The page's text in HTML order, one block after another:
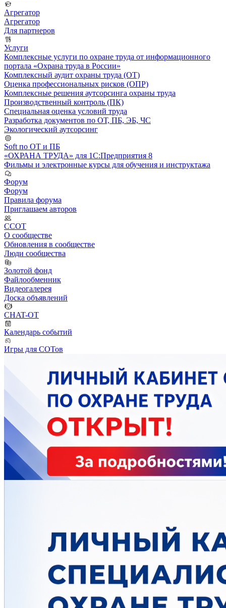
Агрегатор
Агрегатор
Для партнеров
Услуги
Комплексные услуги по охране труда от информационного
портала «Охрана труда в России»
Комплексный аудит охраны труда (ОТ)
Оценка профессиональных рисков (ОПР)
Комплексные решения аутсорсинга охраны труда
Производственный контроль (ПК)
Специальная оценка условий труда
Разработка документов по ОТ, ПБ, ЭБ, ЧС
Экологический аутсорсинг
Soft по ОТ и ПБ
«ОХРАНА ТРУДА» для 1С:Предприятия 8
Фильмы и электронные курсы для обучения и инструктажа
Форум
Форум
Правила форума
Приглашаем авторов
ССОТ
О сообществе
Обновления в сообществе
Люди сообщества
Золотой фонд
Файлообменник
Видеогалерея
Доска объявлений
CHAT-OT
Календарь событий
Игры для СОТов